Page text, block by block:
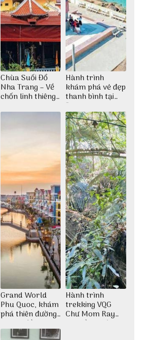
Chùa Suối Đổ
Nha Trang – Về
chốn linh thiêng
thiền định
Hành trình
khám phá vẻ đẹp
thanh bình tại
Đảo Phú Quý
Grand World
Phu Quoc, khám
phá thiên đường
giải trí đầy sôi
động
Hành trình
trekking VQG
Chư Mom Ray
tìm về núi rừng